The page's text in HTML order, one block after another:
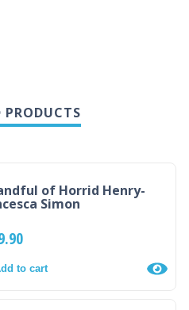
PRODUCTS
of Horrid Henry-
Simon
to cart